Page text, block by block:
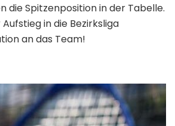
die Spitzenposition in der Tabelle.
in die Bezirksliga
an das Team!